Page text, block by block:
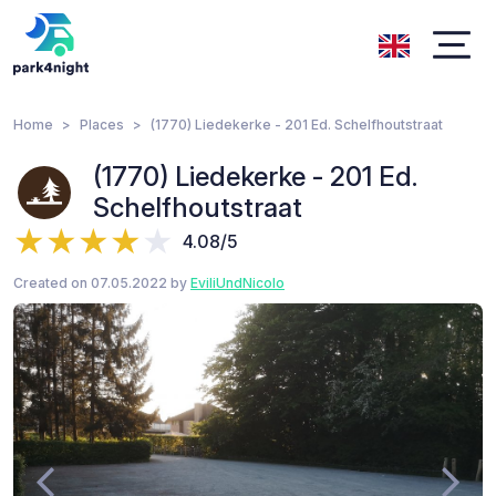
Home Places (1770) Liedekerke - 201 Ed. Schelfhoutstraat
(1770) Liedekerke - 201 Ed.
Schelfhoutstraat
4.08/5
Created on 07.05.2022 by EviliUndNicolo